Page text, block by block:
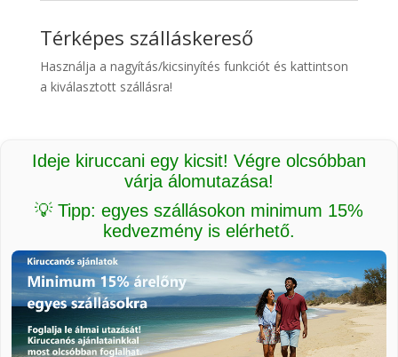
Térképes szálláskereső
Használja a nagyítás/kicsinyítés funkciót és kattintson
a kiválasztott szállásra!
Ideje kiruccani egy kicsit! Végre olcsóbban
várja álomutazása!
💡 Tipp: egyes szállásokon minimum 15%
kedvezmény is elérhető.